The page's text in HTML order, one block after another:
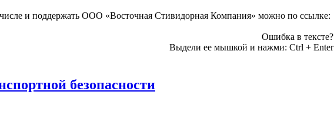
и поддержать ООО «Восточная Стивидорная Компания» можно по ссылке:
Ошибка в тексте?
Выдели ее мышкой и нажми: Ctrl + Enter
безопасности